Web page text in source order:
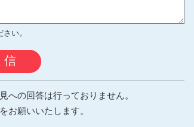
い。
信
への回答は行っておりません。
お願いいたします。